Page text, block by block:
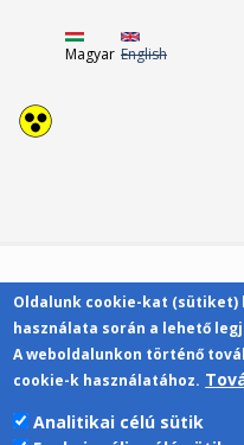
Magyar English
Oldalunk cookie-kat (sütiket)
használata során a lehető
A weboldalunkon történő
cookie-k használatához.
Analitikai célú sütik